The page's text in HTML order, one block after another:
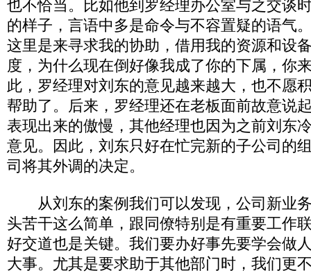
也不恰当。比如他到罗经理办公室与之交谈
的样子，言语中多是命令与不容置疑的语气
这里是来寻求我的协助，借用我的资源和设
度，为什么现在倒好像我成了你的下属，你
此，罗经理对刘东的意见越来越大，也不愿
帮助了。后来，罗经理还在老板面前故意说
表现出来的傲慢，其他经理也因为之前刘东
意见。因此，刘东只好在忙完新的子公司的
司将其外调的决定。
从刘东的案例我们可以发现，公司新业
头苦干这么简单，跟同僚特别是有重要工作
好交道也是关键。我们要办好事先要学会做
大事。尤其是要求助于其他部门时，我们更